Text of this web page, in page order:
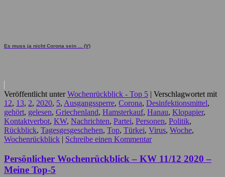
Es muss ja nicht Corona sein ... (V)
Veröffentlicht unter Wochenrückblick - Top 5 | Verschlagwortet mit
12, 13, 2, 2020, 5, Ausgangssperre, Corona, Desinfektionsmittel,
gehört, gelesen, Griechenland, Hamsterkauf, Hanau, Klopapier,
Kontaktverbot, KW, Nachrichten, Partei, Personen, Politik,
Rückblick, Tagesgesgeschehen, Top, Türkei, Virus, Woche,
Wochenrückblick | Schreibe einen Kommentar
Persönlicher Wochenrückblick – KW 11/12 2020 –
Meine Top-5